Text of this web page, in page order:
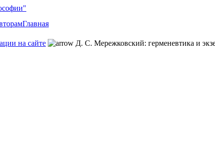
Главная
на сайте Д. С. Мережковский: герменевтика и